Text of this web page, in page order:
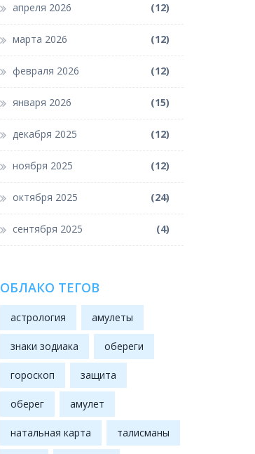
апреля 2026 (12)
марта 2026 (12)
февраля 2026 (12)
января 2026 (15)
декабря 2025 (12)
ноября 2025 (12)
октября 2025 (24)
сентября 2025 (4)
ОБЛАКО ТЕГОВ
астрология амулеты
знаки зодиака обереги
гороскоп защита
оберег амулет
натальная карта талисманы